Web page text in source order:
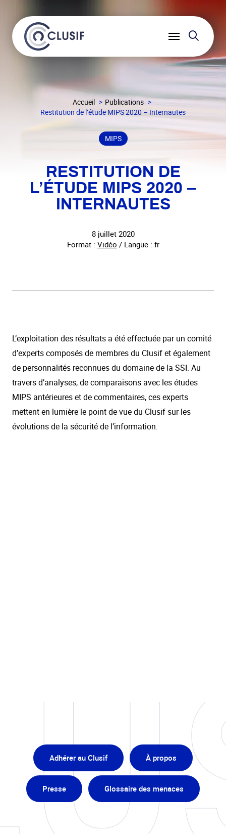
Ouvrir
Accueil
Publications
Restitution de l’étude MIPS 2020 – Internautes
MIPS
RESTITUTION DE
L’ÉTUDE MIPS 2020 –
INTERNAUTES
8 juillet 2020
Format : Vidéo / Langue : fr
L’exploitation des résultats a été effectuée par un comité
d’experts composés de membres du Clusif et également
de personnalités reconnues du domaine de la SSI. Au
travers d’analyses, de comparaisons avec les études
MIPS antérieures et de commentaires, ces experts
mettent en lumière le point de vue du Clusif sur les
évolutions de la sécurité de l’information.
Adhérer au Clusif À propos
Presse Glossaire des menaces